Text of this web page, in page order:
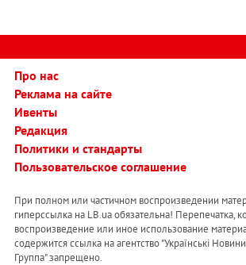
Про нас
Реклама на сайте
Ивенты
Редакция
Политики и стандарты
Пользовательское соглашение
При полном или частичном воспроизведении
гиперссылка на LB.ua обязательна! Перепечатка,
воспроизведение или иное использование
содержится ссылка на агентство "Українськi
Группа" запрещено.